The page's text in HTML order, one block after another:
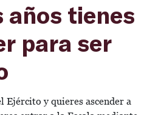
años tienes
para ser
Ejército y quieres ascender a